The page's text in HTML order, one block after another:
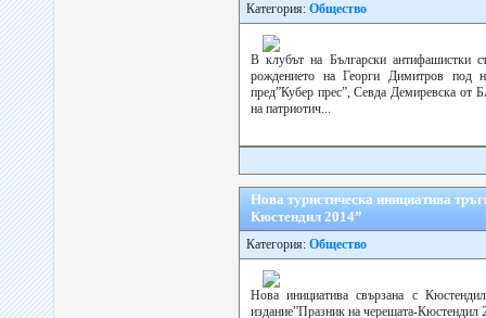
Категория: Общество
В клубът на Български антифашистки
рождението на Георги Димитров под
пред”Кубер прес”, Севда Демиревска от
на патриотич...
Нова туристическа инициатива
Кюстендил 2014”
Категория: Общество
Нова инициатива свързана с
издание”Празник на черешата-Кюстендил